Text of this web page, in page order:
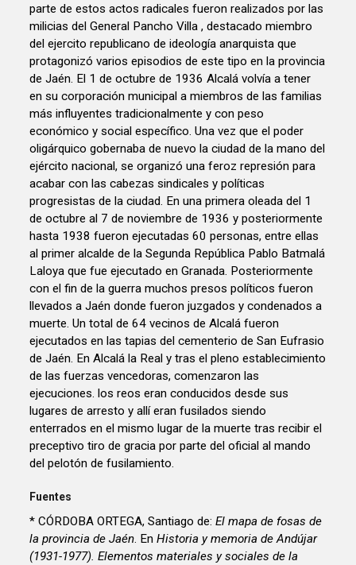
parte de estos actos radicales fueron realizados por las
milicias del General Pancho Villa , destacado miembro
del ejercito republicano de ideología anarquista que
protagonizó varios episodios de este tipo en la provincia
de Jaén. El 1 de octubre de 1936 Alcalá volvía a tener
en su corporación municipal a miembros de las familias
más influyentes tradicionalmente y con peso
económico y social específico. Una vez que el poder
oligárquico gobernaba de nuevo la ciudad de la mano del
ejército nacional, se organizó una feroz represión para
acabar con las cabezas sindicales y políticas
progresistas de la ciudad. En una primera oleada del 1
de octubre al 7 de noviembre de 1936 y posteriormente
hasta 1938 fueron ejecutadas 60 personas, entre ellas
al primer alcalde de la Segunda República Pablo Batmalá
Laloya que fue ejecutado en Granada. Posteriormente
con el fin de la guerra muchos presos políticos fueron
llevados a Jaén donde fueron juzgados y condenados a
muerte. Un total de 64 vecinos de Alcalá fueron
ejecutados en las tapias del cementerio de San Eufrasio
de Jaén. En Alcalá la Real y tras el pleno establecimiento
de las fuerzas vencedoras, comenzaron las
ejecuciones. los reos eran conducidos desde sus
lugares de arresto y allí eran fusilados siendo
enterrados en el mismo lugar de la muerte tras recibir el
preceptivo tiro de gracia por parte del oficial al mando
del pelotón de fusilamiento.
Fuentes
* CÓRDOBA ORTEGA, Santiago de:El mapa de fosas de
la provincia de Jaén. EnHistoria y memoria de Andújar
(1931-1977). Elementos materiales y sociales de la